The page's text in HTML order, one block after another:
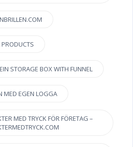
STORAGE BOX WITH FUNNEL
MED EGEN LOGGA
MED TRYCK FÖR FÖRETAG –